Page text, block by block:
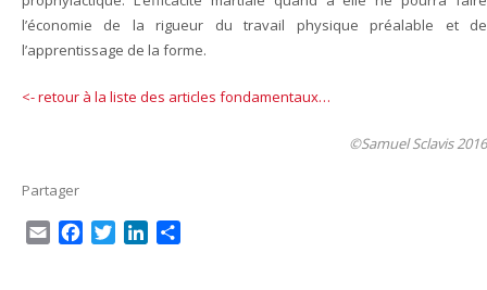
l’économie de la rigueur du travail physique préalable et de
l’apprentissage de la forme.
<- retour à la liste des articles fondamentaux…
©Samuel Sclavis 2016
Partager